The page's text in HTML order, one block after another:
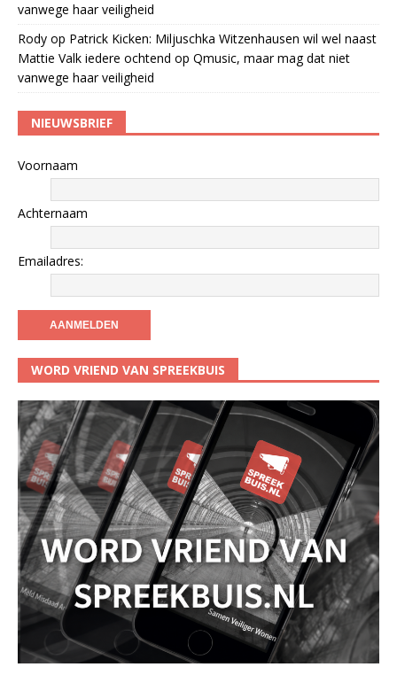
vanwege haar veiligheid
Rody op Patrick Kicken: Miljuschka Witzenhausen wil wel naast
Mattie Valk iedere ochtend op Qmusic, maar mag dat niet
vanwege haar veiligheid
NIEUWSBRIEF
Voornaam
Achternaam
Emailadres:
WORD VRIEND VAN SPREEKBUIS